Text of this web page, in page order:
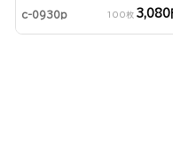
c-0930p 100枚 3,080